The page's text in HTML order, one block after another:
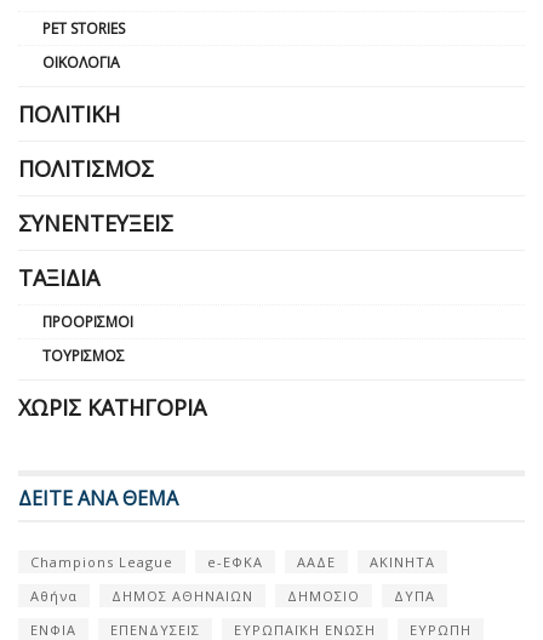
PET STORIES
ΟΙΚΟΛΟΓΊΑ
ΠΟΛΙΤΙΚΉ
ΠΟΛΙΤΙΣΜΌΣ
ΣΥΝΕΝΤΕΎΞΕΙΣ
ΤΑΞΊΔΙΑ
ΠΡΟΟΡΙΣΜΟΊ
ΤΟΥΡΙΣΜΌΣ
ΧΩΡΊΣ ΚΑΤΗΓΟΡΊΑ
ΔΕΙΤΕ ΑΝΑ ΘΕΜΑ
Champions League e-ΕΦΚΑ ΑΑΔΕ
ΑΚΙΝΗΤΑ
Αθήνα
ΔΗΜΟΣ ΑΘΗΝΑΙΩΝ ΔΗΜΟΣΙΟ
ΔΥΠΑ
ΕΝΦΙΑ
ΕΠΕΝΔΥΣΕΙΣ ΕΥΡΩΠΑΪΚΗ ΕΝΩΣΗ
ΕΥΡΩΠΗ